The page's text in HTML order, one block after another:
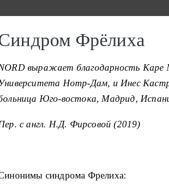
Фрёлиха
выражает благодарность
Нотр-Дам, и Инес
Юго-востока, Мадрид,
с англ. Н.Д. Фирсовой (2019)
синдрома Фрелиха: